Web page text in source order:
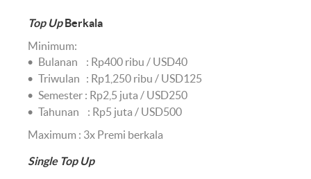
Top UpBerkala
Minimum:
Bulanan : Rp400 ribu / USD40
Triwulan : Rp1,250 ribu / USD125
Semester : Rp2,5 juta / USD250
Tahunan : Rp5 juta / USD500
Maximum : 3x Premi berkala
Single Top Up